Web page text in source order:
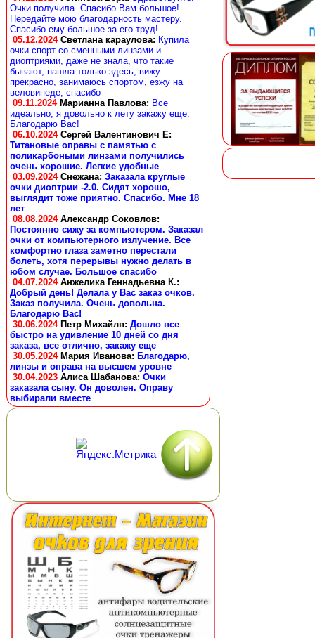
Очки получила. Спасибо Вам большое!
Передайте мою благодарность мастеру.
Спасибо ему большое за его труд!
05.12.2024 Светлана караулова: Купила
очки спорт со сменными линзами и
диоптриями, даже не знала, что такие
бывают, нашла только здесь, вижу
прекрасно, занимаюсь спортом, езжу на
веловипеде, спасибо
09.11.2024 Марианна Павлова: Все
идеально, я довольно к лету закажу еще.
Благодарю Вас!
06.10.2024 Сергей Валентинович Е:
Титановые оправы с памятью с
поликарбоными линзами получились
очень хорошие. Легкие удобные
03.09.2024 Снежана: Заказала круглые
очки диоптрии -2.0. Сидят хорошо,
выглядит тоже приятно. Спасибо. Мне 18
лет
08.08.2024 Александр Соковлов:
Постоянно сижу за компьютером. Заказал
очки от компьютерного излучение. Все
комфортно глаза заметно перестали
болеть, хотя перерывы нужно делать в
юбом случае. Большое спасибо
04.07.2024 Анжелика Геннадьевна К.:
Добрый день! Делала у Вас заказ очков.
Заказ получила. Очень довольна.
Благодарю Вас!
30.06.2024 Петр Михайлв: Дошло все
быстро на удивление 10 дней со дня
заказа, все отлично, закажу еще
30.05.2024 Мария Иванова: Благодарю,
линзы и оправа на высшем уровне
30.04.2023 Алиса Шабанова: Очки
заказала сыну. Он доволен. Оправу
выбирали вместе